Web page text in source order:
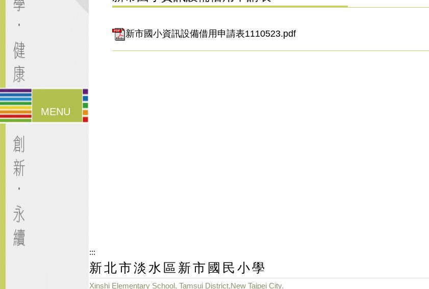
漢堡鈕
選單
新市國小資訊設備借用申請表1110523.pdf
:::
新北市淡水區新市國民小學
Xinshi Elementary School, Tamsui District,New Taipei City.